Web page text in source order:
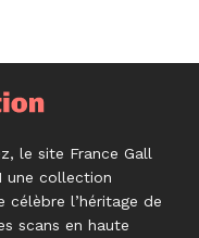
le site France Gall
une collection
célèbre l’héritage de
scans en haute